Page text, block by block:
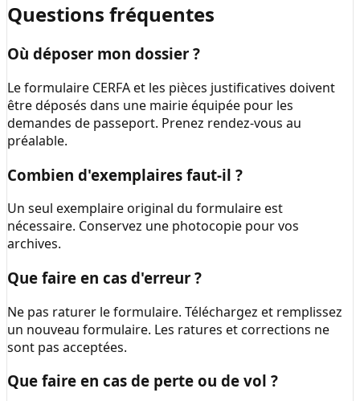
Questions fréquentes
Où déposer mon dossier ?
Le formulaire CERFA et les pièces justificatives doivent
être déposés dans une mairie équipée pour les
demandes de passeport. Prenez rendez-vous au
préalable.
Combien d'exemplaires faut-il ?
Un seul exemplaire original du formulaire est
nécessaire. Conservez une photocopie pour vos
archives.
Que faire en cas d'erreur ?
Ne pas raturer le formulaire. Téléchargez et remplissez
un nouveau formulaire. Les ratures et corrections ne
sont pas acceptées.
Que faire en cas de perte ou de vol ?